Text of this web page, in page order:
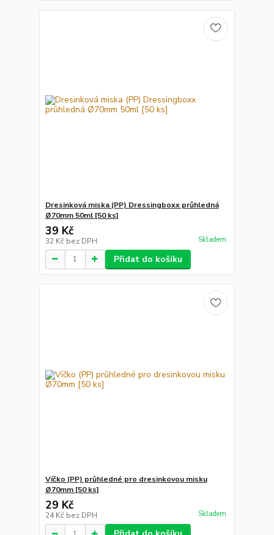
Dresinková miska (PP) Dressingboxx průhledná
Ø70mm 50ml [50 ks]
39 Kč
32 Kč bez DPH Skladem
Přidat do košíku
Víčko (PP) průhledné pro dresinkovou misku
Ø70mm [50 ks]
29 Kč
24 Kč bez DPH Skladem